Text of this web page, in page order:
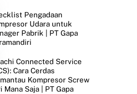
Pengadaan
Udara untuk
Pabrik | PT Gapa
Connected Service
Cara Cerdas
Kompresor Screw
Mana Saja | PT Gapa